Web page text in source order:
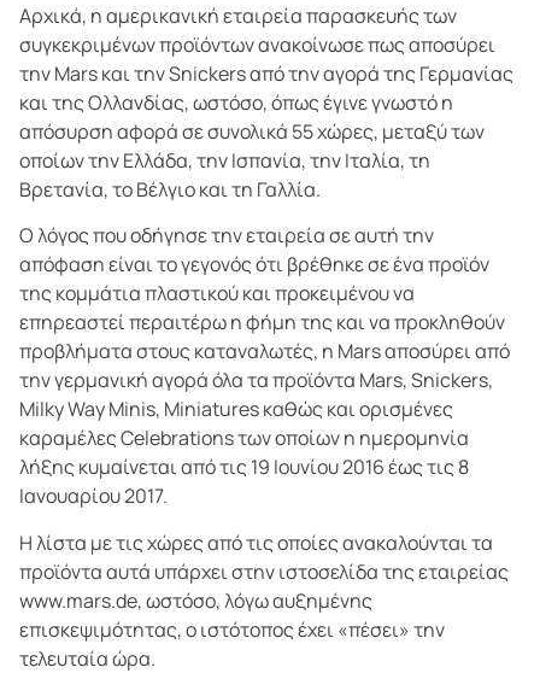
Αρχικά, η αμερικανική εταιρεία παρασκευής των
συγκεκριμένων προϊόντων ανακοίνωσε πως αποσύρει
την Mars και την Snickers από την αγορά της Γερμανίας
και της Ολλανδίας, ωστόσο, όπως έγινε γνωστό η
απόσυρση αφορά σε συνολικά 55 χώρες, μεταξύ των
οποίων την Ελλάδα, την Ισπανία, την Ιταλία, τη
Βρετανία, το Βέλγιο και τη Γαλλία.
Ο λόγος που οδήγησε την εταιρεία σε αυτή την
απόφαση είναι το γεγονός ότι βρέθηκε σε ένα προϊόν
της κομμάτια πλαστικού και προκειμένου να
επηρεαστεί περαιτέρω η φήμη της και να προκληθούν
προβλήματα στους καταναλωτές, η Mars αποσύρει από
την γερμανική αγορά όλα τα προϊόντα Mars, Snickers,
Milky Way Minis, Miniatures καθώς και ορισμένες
καραμέλες Celebrations των οποίων η ημερομηνία
λήξης κυμαίνεται από τις 19 Ιουνίου 2016 έως τις 8
Ιανουαρίου 2017.
Η λίστα με τις χώρες από τις οποίες ανακαλούνται τα
προϊόντα αυτά υπάρχει στην ιστοσελίδα της εταιρείας
www.mars.de, ωστόσο, λόγω αυξημένης
επισκεψιμότητας, ο ιστότοπος έχει «πέσει» την
τελευταία ώρα.